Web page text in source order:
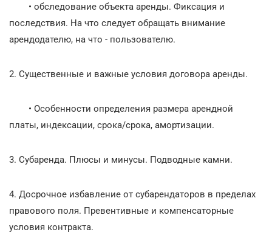
• обследование объекта аренды. Фиксация и
последствия. На что следует обращать внимание
арендодателю, на что - пользователю.
2. Существенные и важные условия договора аренды.
• Особенности определения размера арендной
платы, индексации, срока/срока, амортизации.
3. Субаренда. Плюсы и минусы. Подводные камни.
4. Досрочное избавление от субарендаторов в пределах
правового поля. Превентивные и компенсаторные
условия контракта.